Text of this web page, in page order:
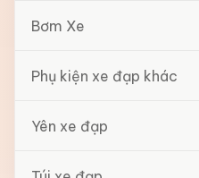
Bơm Xe
Phụ kiện xe đạp khác
Yên xe đạp